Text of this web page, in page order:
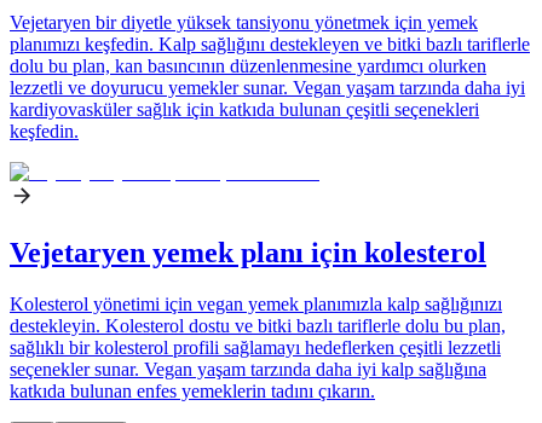
Vejetaryen bir diyetle yüksek tansiyonu yönetmek için yemek
planımızı keşfedin. Kalp sağlığını destekleyen ve bitki bazlı tariflerle
dolu bu plan, kan basıncının düzenlenmesine yardımcı olurken
lezzetli ve doyurucu yemekler sunar. Vegan yaşam tarzında daha iyi
kardiyovasküler sağlık için katkıda bulunan çeşitli seçenekleri
keşfedin.
Vejetaryen yemek planı için kolesterol
Kolesterol yönetimi için vegan yemek planımızla kalp sağlığınızı
destekleyin. Kolesterol dostu ve bitki bazlı tariflerle dolu bu plan,
sağlıklı bir kolesterol profili sağlamayı hedeflerken çeşitli lezzetli
seçenekler sunar. Vegan yaşam tarzında daha iyi kalp sağlığına
katkıda bulunan enfes yemeklerin tadını çıkarın.